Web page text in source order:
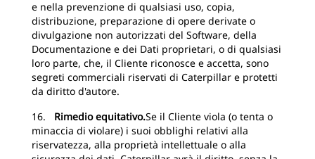
e nella prevenzione di qualsiasi uso, copia,
distribuzione, preparazione di opere derivate o
divulgazione non autorizzati del Software, della
Documentazione e dei Dati proprietari, o di qualsiasi
loro parte, che, il Cliente riconosce e accetta, sono
segreti commerciali riservati di Caterpillar e protetti
da diritto d'autore.
16. Rimedio equitativo.Se il Cliente viola (o tenta o
minaccia di violare) i suoi obblighi relativi alla
riservatezza, alla proprietà intellettuale o alla